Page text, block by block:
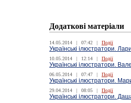
Додаткові матеріали
14.05.2014 | 07:42 | Події
Українські ілюстратори.
10.05.2014 | 12:14 | Події
Українські ілюстратори.
06.05.2014 | 07:47 | Події
Українські ілюстратори.
29.04.2014 | 08:05 | Події
Українські ілюстратори.